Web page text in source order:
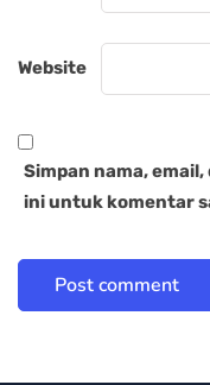
Website
Simpan nama,
ini untuk komentar